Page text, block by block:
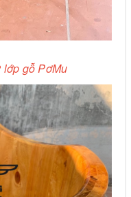
lớp gỗ PơMu